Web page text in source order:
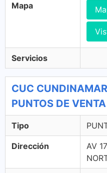
Mapa
Servicios
CUC
PUNTOS DE VENTA
Tipo
Dirección
AV